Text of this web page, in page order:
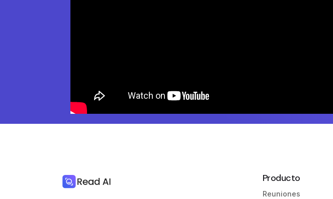
Producto
Reuniones